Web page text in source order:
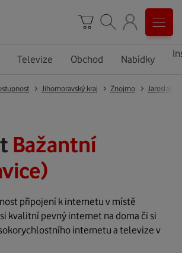
Televize Obchod Nabídky
Jihomoravský kraj Znojmo Jaroslavice
Bažantní
připojení k internetu v místě
kvalitní pevný internet na doma či si
internetu a televize v